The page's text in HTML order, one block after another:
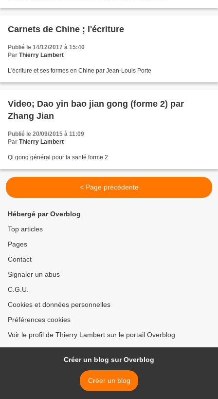
Carnets de Chine ; l'écriture
Publié le 14/12/2017 à 15:40
Par Thierry Lambert
L'écriture et ses formes en Chine par Jean-Louis Porte
Video; Dao yin bao jian gong (forme 2) par
Zhang Jian
Publié le 20/09/2015 à 11:09
Par Thierry Lambert
Qi gong général pour la santé forme 2
< Page précédente
Hébergé par Overblog
Top articles
Pages
Contact
Signaler un abus
C.G.U.
Cookies et données personnelles
Préférences cookies
Voir le profil de Thierry Lambert sur le portail Overblog
Créer un blog sur Overblog
Créer un blog